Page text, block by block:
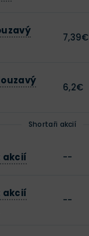
7,39€
6,2€
Shortaři akcií
akcií --
akcií
--